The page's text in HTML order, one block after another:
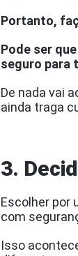
Portanto,
Pode ser
seguro para
De nada vai
ainda traga
3.
Escolher por
com
Isso